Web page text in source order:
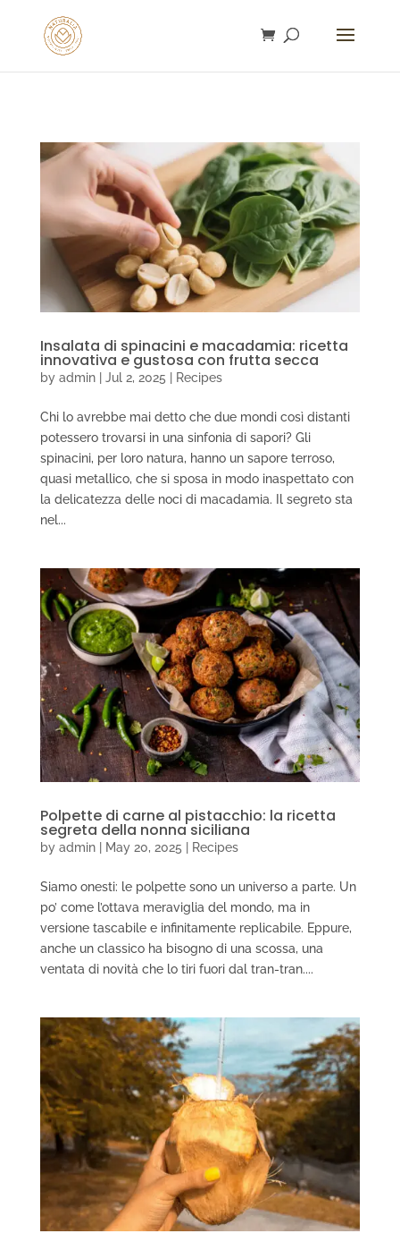
Insalata di spinacini e macadamia: ricetta
innovativa e gustosa con frutta secca
by admin| Jul 2, 2025 Recipes
Chi lo avrebbe mai detto che due mondi così distanti
potessero trovarsi in una sinfonia di sapori? Gli
spinacini, per loro natura, hanno un sapore terroso,
quasi metallico, che si sposa in modo inaspettato con
la delicatezza delle noci di macadamia. Il segreto sta
nel...
Polpette di carne al pistacchio: la ricetta
segreta della nonna siciliana
by admin| May 20, 2025 Recipes
Siamo onesti: le polpette sono un universo a parte. Un
po’ come l’ottava meraviglia del mondo, ma in
versione tascabile e infinitamente replicabile. Eppure,
anche un classico ha bisogno di una scossa, una
ventata di novità che lo tiri fuori dal tran-tran....